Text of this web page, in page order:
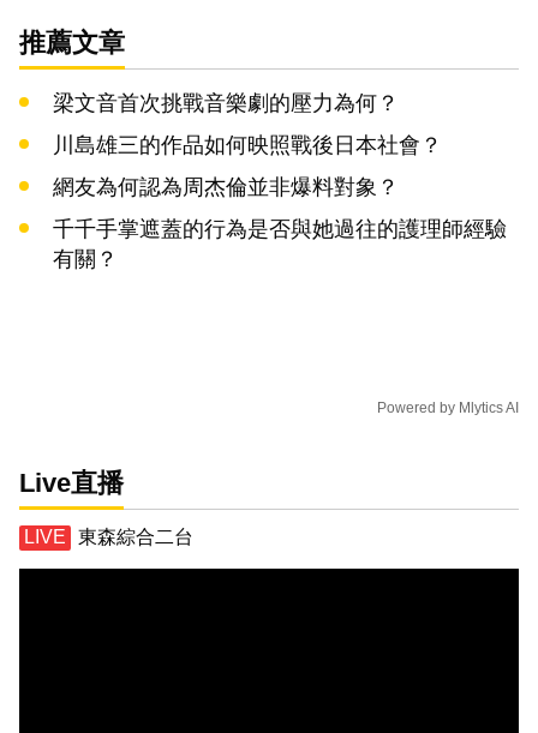
推薦文章
梁文音首次挑戰音樂劇的壓力為何？
川島雄三的作品如何映照戰後日本社會？
網友為何認為周杰倫並非爆料對象？
千千手掌遮蓋的行為是否與她過往的護理師經驗
有關？
Powered by Mlytics AI
Live直播
東森綜合二台